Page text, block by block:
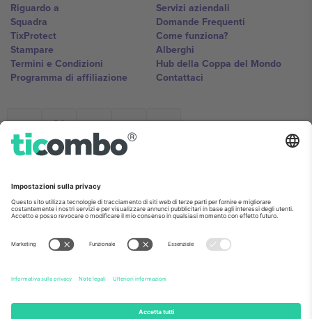
Riguardo a
Squadra
TixProtect
Stampare
Termini e Condizioni
Programma di affiliazione
Servizi aziendali
Domande Frequenti
Come funziona?
Alberghi
Hub della Coppa del Mondo
Contattaci
Ticombo Italia
Mimi Balkanska 132, 1540, Sofia,
base alla località, all'evento e/o al dominio. Per i dettagli controlla la
pagina specifica dell'evento, l'impronta e i termini.,